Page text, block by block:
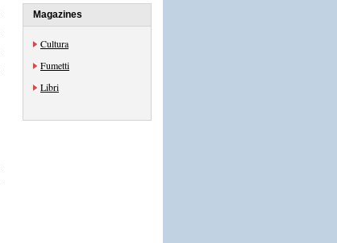
Magazines
Cultura
Fumetti
Libri